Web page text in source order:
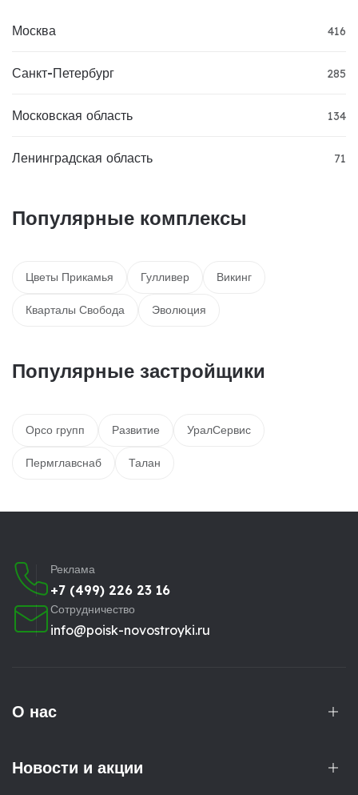
Москва 416
Санкт-Петербург 285
Московская область 134
Ленинградская область 71
Популярные комплексы
Цветы Прикамья Гулливер Викинг
Кварталы Свобода Эволюция
Популярные застройщики
Орсо групп Развитие УралСервис
Пермглавснаб Талан
Реклама
+7 (499) 226 23 16
Сотрудничество
info@poisk-novostroyki.ru
О нас
Новости и акции